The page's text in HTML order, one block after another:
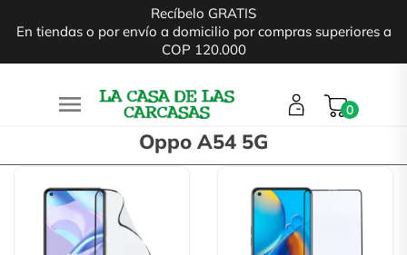
Recíbelo GRATIS
En tiendas o por envío a domicilio por compras superiores a
COP 120.000
 0
Oppo A54 5G